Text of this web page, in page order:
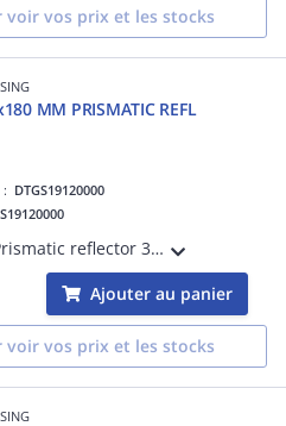
voir vos prix et les stocks
MM PRISMATIC REFL
: DTGS19120000
S19120000
R10 = Prismatic reflector 36 x 176 mm - plastic support 41 x 181 mm
Ajouter au panier
voir vos prix et les stocks